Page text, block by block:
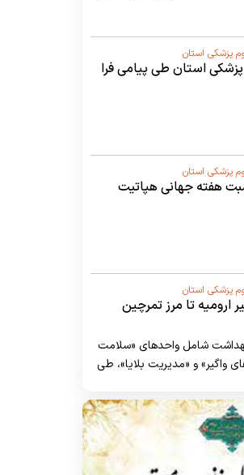
پزشکی استان
استان طی پیامی فرا
پزشکی استان
هفته جهانی هپاتیت
پزشکی استان
ارومیه تا مرز تمرچین
شامل واحدهای «سلامت
واگیر» و «مدیریت بلایا»، طی